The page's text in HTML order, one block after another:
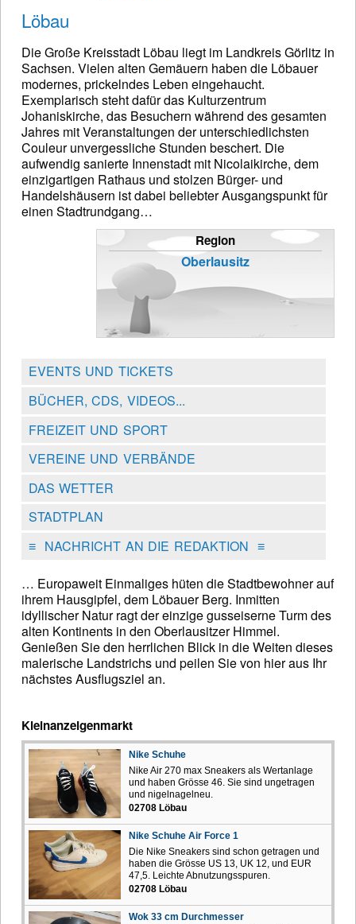
Löbau
Die Große Kreisstadt Löbau liegt im Landkreis Görlitz in
Sachsen. Vielen alten Gemäuern haben die Löbauer
modernes, prickelndes Leben eingehaucht.
Exemplarisch steht dafür das Kulturzentrum
Johaniskirche, das Besuchern während des gesamten
Jahres mit Veranstaltungen der unterschiedlichsten
Couleur unvergessliche Stunden beschert. Die
aufwendig sanierte Innenstadt mit Nicolaikirche, dem
einzigartigen Rathaus und stolzen Bürger- und
Handelshäusern ist dabei beliebter Ausgangspunkt für
einen Stadtrundgang…
Region
Oberlausitz
EVENTS UND TICKETS
BÜCHER, CDS, VIDEOS...
FREIZEIT UND SPORT
VEREINE UND VERBÄNDE
DAS WETTER
STADTPLAN
≡NACHRICHT AN DIE REDAKTION ≡
… Europaweit Einmaliges hüten die Stadtbewohner auf
ihrem Hausgipfel, dem Löbauer Berg. Inmitten
idyllischer Natur ragt der einzige gusseiserne Turm des
alten Kontinents in den Oberlausitzer Himmel.
Genießen Sie den herrlichen Blick in die Weiten dieses
malerische Landstrichs und peilen Sie von hier aus Ihr
nächstes Ausflugsziel an.
Kleinanzeigenmarkt
Nike Schuhe
Nike Air 270 max Sneakers als Wertanlage
und haben Grösse 46. Sie sind ungetragen
und nigelnagelneu.
02708 Löbau
Nike Schuhe Air Force 1
Die Nike Sneakers sind schon getragen und
haben die Grösse US 13, UK 12, und EUR
47,5. Leichte Abnutzungsspuren.
02708 Löbau
Wok 33 cm Durchmesser